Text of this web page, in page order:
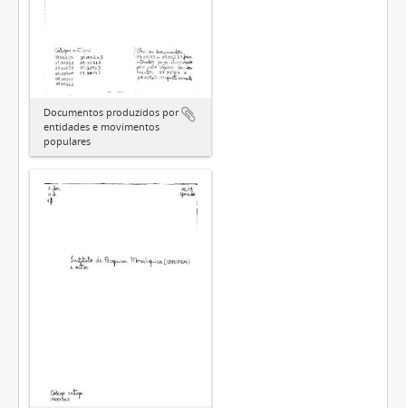
Documentos produzidos por
entidades e movimentos
populares